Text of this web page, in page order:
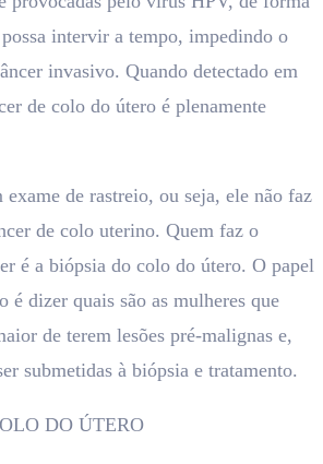
intervir a tempo, impedindo o
invasivo. Quando detectado em
de colo do útero é plenamente
exame de rastreio, ou seja, ele não faz
de colo uterino. Quem faz o
é a biópsia do colo do útero. O papel
é dizer quais são as mulheres que
de terem lesões pré-malignas e,
submetidas à biópsia e tratamento.
DO ÚTERO